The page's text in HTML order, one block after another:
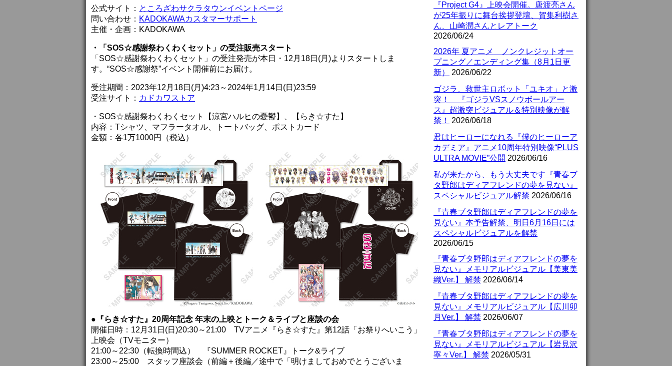
公式サイト： ところざわサクラタウンイベントページ
問い合わせ： KADOKAWAカスタマーサポート
主催・企画：KADOKAWA
・「SOS☆感謝祭わくわくセット」の受注販売スタート
「SOS☆感謝祭わくわくセット」の受注発売が本日・12月18日(月)よりスタートしま
す。“SOS☆感謝祭”イベント開催前にお届け。
受注期間：2023年12月18日(月)4:23～2024年1月14日(日)23:59
受注サイト： カドカワストア
・SOS☆感謝祭わくわくセット【涼宮ハルヒの憂鬱】、【らき☆すた】
内容：Tシャツ、マフラータオル、トートバッグ、ポストカード
金額：各1万1000円（税込）
●『らき☆すた』20周年記念 年末の上映とトーク＆ライブと座談の会
開催日時：12月31日(日)20:30～21:00 TVアニメ『らき☆すた』第12話「お祭りへいこう」
上映会（TVモニター）
21:00～22:30（転換時間込） 『SUMMER ROCKET』トーク&ライブ
23:00～25:00 スタッフ座談会（前編＋後編／途中で「明けましておめでとうございま
『Project G4』上映会開催。唐渡亮さん
が25年振りに舞台挨拶登壇、賀集利樹さ
ん、山崎潤さんとレアトーク
2026/06/24
2026年 夏アニメ ノンクレジットオー
プニング／エンディング集（8月1日更
新）
2026/06/22
ゴジラ、救世主ロボット「ユキオ」と激
突！ 『ゴジラVSスノウボールアー
ス』超激突ビジュアル＆特別映像が解
禁！
2026/06/18
君はヒーローになれる『僕のヒーローア
カデミア』アニメ10周年特別映像“PLUS
ULTRA MOVIE”公開 2026/06/16
私が来たから、もう大丈夫です『青春ブ
タ野郎はディアフレンドの夢を見ない』
スペシャルビジュアル解禁 2026/06/16
『青春ブタ野郎はディアフレンドの夢を
見ない』本予告解禁、明日6月16日には
スペシャルビジュアルを解禁
2026/06/15
『青春ブタ野郎はディアフレンドの夢を
見ない』メモリアルビジュアル【美東美
織Ver.】 解禁 2026/06/14
『青春ブタ野郎はディアフレンドの夢を
見ない』メモリアルビジュアル【広川卯
月Ver.】 解禁 2026/06/07
『青春ブタ野郎はディアフレンドの夢を
見ない』メモリアルビジュアル【岩見沢
寧々Ver.】 解禁 2026/05/31